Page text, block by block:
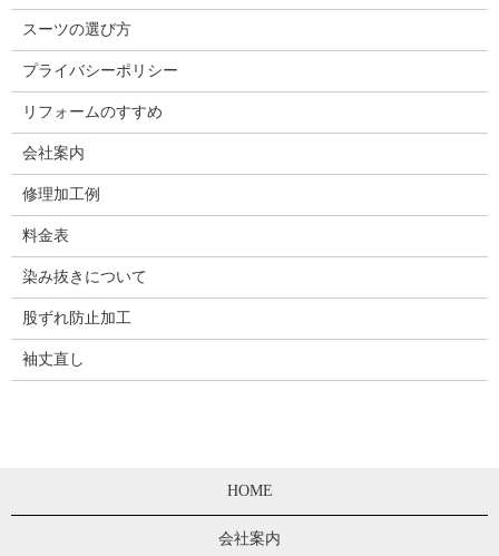
スーツの選び方
プライバシーポリシー
リフォームのすすめ
会社案内
修理加工例
料金表
染み抜きについて
股ずれ防止加工
袖丈直し
HOME
会社案内